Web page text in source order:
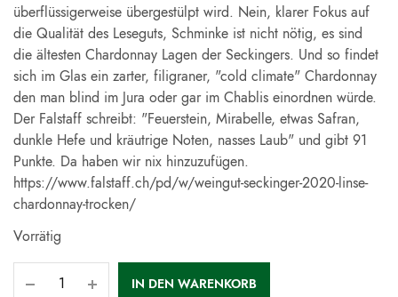
überflüssigerweise übergestülpt wird. Nein, klarer Fokus auf
die Qualität des Leseguts, Schminke ist nicht nötig, es sind
die ältesten Chardonnay Lagen der Seckingers. Und so findet
sich im Glas ein zarter, filigraner, "cold climate" Chardonnay
den man blind im Jura oder gar im Chablis einordnen würde.
Der Falstaff schreibt: "Feuerstein, Mirabelle, etwas Safran,
dunkle Hefe und kräutrige Noten, nasses Laub" und gibt 91
Punkte. Da haben wir nix hinzuzufügen.
https://www.falstaff.ch/pd/w/weingut-seckinger-2020-linse-
chardonnay-trocken/
Vorrätig
IN DEN WARENKORB